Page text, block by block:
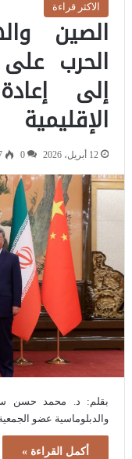
الاكثر قراءة
الصين
الحرب
إلى
الإقليمية
12 أبريل، 2026 0
بقلم: د. محمد حسن
والدبلوماسية عضو
أكمل القراءة »